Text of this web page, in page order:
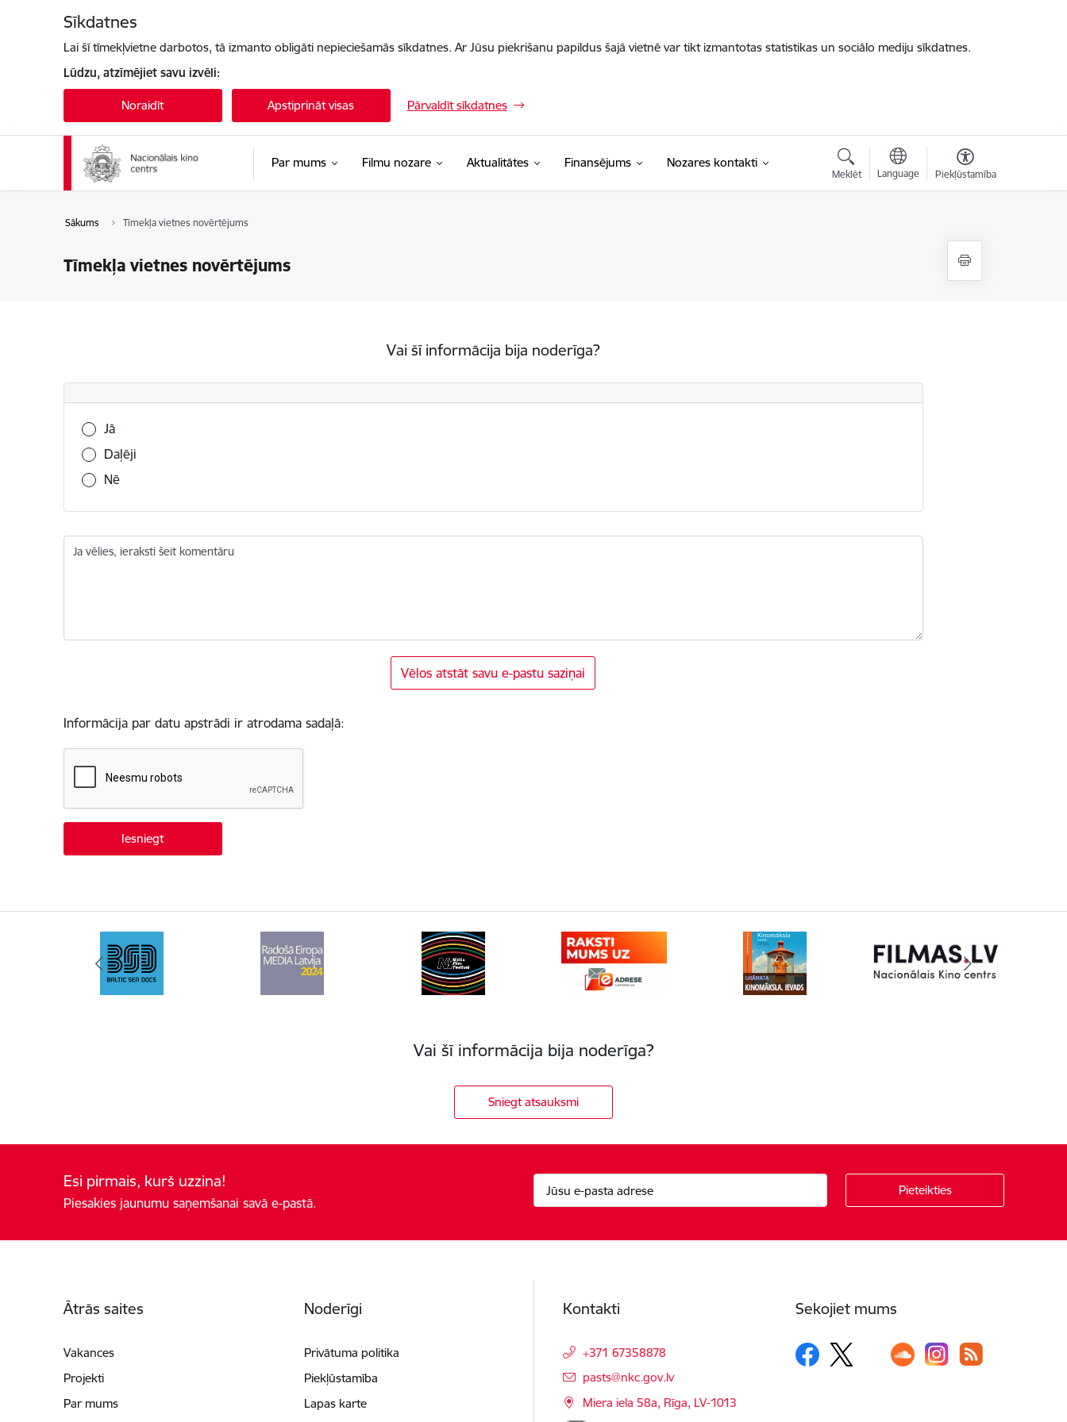
Sīkdatnes
Lai šī tīmekļvietne darbotos, tā izmanto obligāti nepieciešamās sīkdatnes. Ar Jūsu piekrišanu papildus šajā vietnē var tikt izmantotas statistikas un sociālo mediju sīkdatnes.
Lūdzu, atzīmējiet savu izvēli:
Noraidīt Apstiprināt visas Pārvaldīt sīkdatnes
Par mums Filmu nozare Aktualitātes Finansējums Nozares kontakti
Meklēt Language Piekļūstamība
Sākums Tīmekļa vietnes novērtējums
Tīmekļa vietnes novērtējums
Vai šī informācija bija noderīga?
Vai šī informācija bija noderīga?
Jā
Daļēji
Nē
Ja vēlies, ieraksti šeit komentāru
Vēlos atstāt savu e-pastu saziņai
Informācija par datu apstrādi ir atrodama sadaļā:
Vai šī informācija bija noderīga?
Sniegt atsauksmi
Esi pirmais, kurš uzzina!
Piesakies jaunumu saņemšanai savā e-pastā.
Ātrās saites
Vakances
Projekti
Par mums
Noderīgi
Privātuma politika
Piekļūstamība
Lapas karte
Kontakti
+371 67358878
E-pasts:
pasts@nkc.gov.lv
Miera iela 58a, Rīga, LV-1013
Sekojiet mums